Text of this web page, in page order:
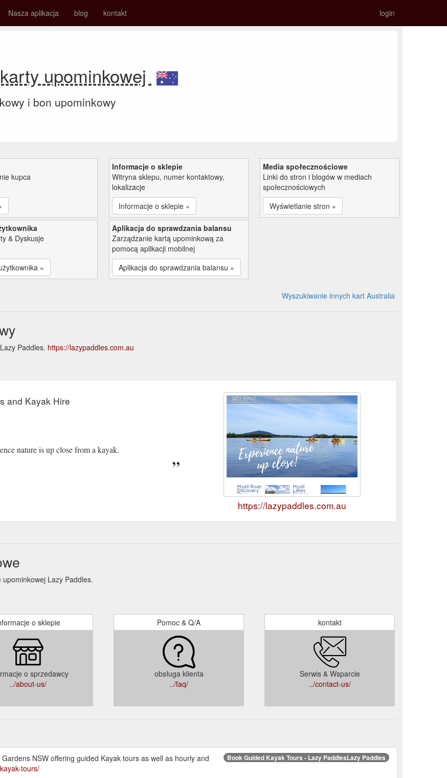
Nasza aplikacja blog kontakt login
upominkowej
i bon upominkowy
kupca
Informacje o sklepie
Witryna sklepu, numer kontaktowy,
lokalizacje
Informacje o sklepie »
Media społecznościowe
Linki do stron i blogów w mediach
społecznościowych
Wyświetlanie stron »
& Dyskusje
»
Aplikacja do sprawdzania balansu
Zarządzanie kartą upominkową za
pomocą aplikacji mobilnej
Aplikacja do sprawdzania balansu »
Wyszukiwanie innych kart Australia
Paddles. https://lazypaddles.com.au
and Kayak Hire
nature is up close from a kayak.
https://lazypaddles.com.au
Lazy Paddles.
o sklepie
o sprzedawcy
../about-us/
Pomoc & Q/A
obsługa klienta
../faq/
kontakt
Serwis & Wsparcie
../contact-us/
Book Guided Kayak Tours - Lazy PaddlesLazy Paddles
NSW offering guided Kayak tours as well as hourly and
tours/